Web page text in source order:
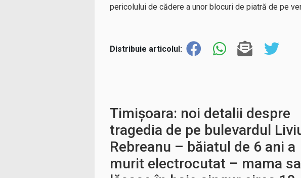
pericolului de cădere a unor blocuri de piatră de pe
Distribuie articolul:
Timișoara: noi detalii despre
tragedia de pe bulevardul
Rebreanu – băiatul de 6 ani a
murit electrocutat – mama